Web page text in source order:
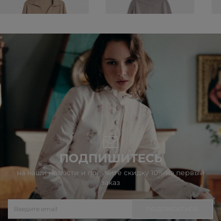
ПОДПИШИТЕСЬ
на наши новости и получите скидку 10% на первый
заказ